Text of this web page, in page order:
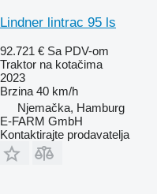
Lindner lintrac 95 ls
92.721 € Sa PDV-om
Traktor na kotačima
2023
Brzina 40 km/h
Njemačka, Hamburg
E-FARM GmbH
Kontaktirajte prodavatelja